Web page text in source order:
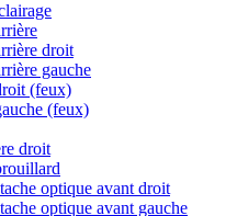
droit
gauche
(feux)
(feux)
droit
optique avant droit
optique avant gauche